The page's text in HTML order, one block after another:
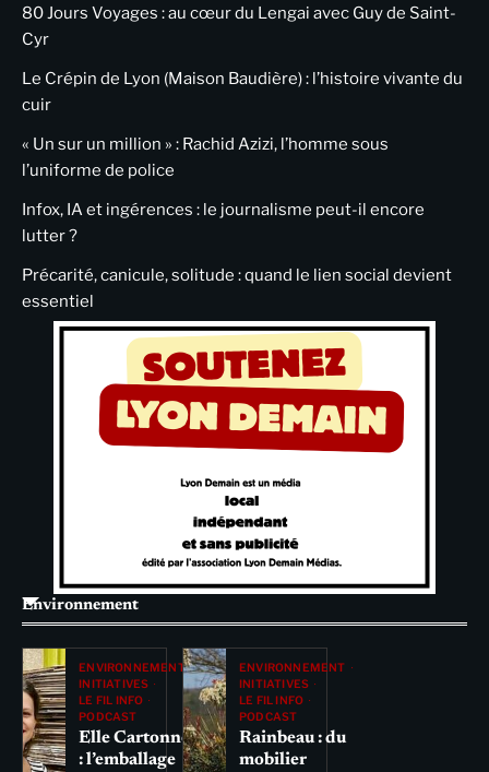
80 Jours Voyages : au cœur du Lengai avec Guy de Saint-
Cyr
Le Crépin de Lyon (Maison Baudière) : l’histoire vivante du
cuir
« Un sur un million » : Rachid Azizi, l’homme sous
l’uniforme de police
Infox, IA et ingérences : le journalisme peut-il encore
lutter ?
Précarité, canicule, solitude : quand le lien social devient
essentiel
Environnement
ENVIRONNEMENT
INITIATIVES
LE FIL INFO
PODCAST
Elle Cartonne
: l’emballage
ENVIRONNEMENT
INITIATIVES
LE FIL INFO
PODCAST
Rainbeau : du
mobilier